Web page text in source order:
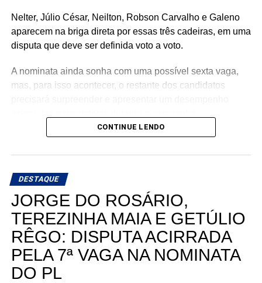
Nelter, Júlio César, Neilton, Robson Carvalho e Galeno
aparecem na briga direta por essas três cadeiras, em uma
disputa que deve ser definida voto a voto.
A nominata ainda sonha com uma possível sexta vaga,
mas, para isso acontecer, o restante dos candidatos
Teoricamente, Kleber Rodrigues e Cinthia, esposa de
Allyson Bezerra, pré-candidato ao Governo do Estado,
votação dentro da nominata.
Com cinco cadeiras consideradas viáveis e uma sexta
dependendo de um desempenho acima do esperado, a
briga interna do União Progressista promete ser uma das
mais interessantes da eleição para a Assembleia
Legislativa em 2026.
CONTINUE LENDO
DESTAQUE
JORGE DO ROSÁRIO,
TEREZINHA MAIA E GETÚLIO
RÊGO: DISPUTA ACIRRADA
PELA 7ª VAGA NA NOMINATA
DO PL